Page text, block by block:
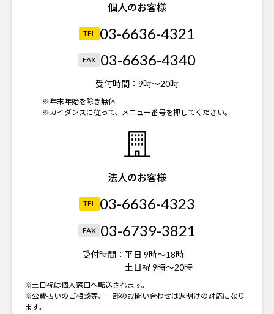
個人のお客様
TEL 03-6636-4321
FAX 03-6636-4340
受付時間： 9時～20時
※年末年始を除き無休
※ガイダンスに従って、メニュー番号を押してください。
法人のお客様
TEL 03-6636-4323
FAX 03-6739-3821
受付時間： 平日 9時～18時
土日祝 9時～20時
※土日祝は個人窓口へ転送されます。
※公費払いのご相談等、一部のお問い合わせは週明けの対応になり
ます。